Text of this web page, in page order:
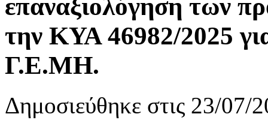
επαναξιολόγηση των
την ΚΥΑ 46982/2025
Γ.Ε.ΜΗ.
Δημοσιεύθηκε στις 23/07/